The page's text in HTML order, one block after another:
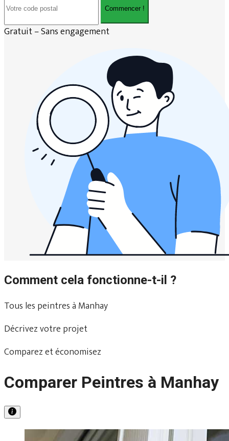
Commencer !
Gratuit – Sans engagement
Comment cela fonctionne-t-il ?
Tous les peintres à Manhay
Décrivez votre projet
Comparez et économisez
Comparer Peintres à Manhay